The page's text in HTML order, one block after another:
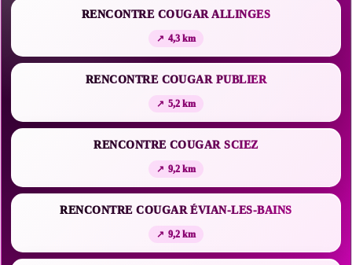
RENCONTRE COUGAR ALLINGES
4,3 km
RENCONTRE COUGAR PUBLIER
5,2 km
RENCONTRE COUGAR SCIEZ
9,2 km
RENCONTRE COUGAR ÉVIAN-LES-BAINS
9,2 km